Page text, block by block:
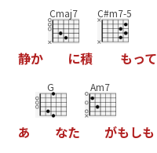
静か
Cmaj7
に積
C#m7-5
もって
あ
G
なた
Am7
がもしも